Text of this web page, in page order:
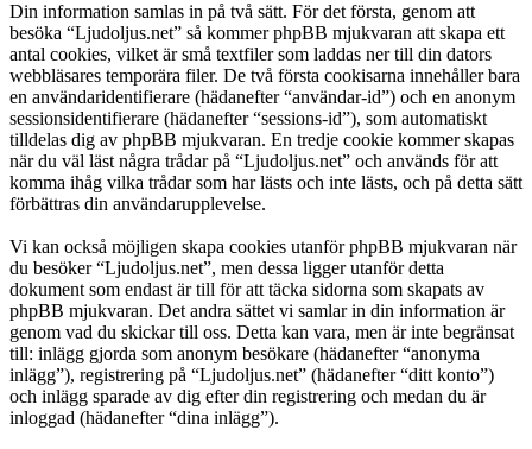
Din information samlas in på två sätt. För det första, genom att
besöka “Ljudoljus.net” så kommer phpBB mjukvaran att skapa ett
antal cookies, vilket är små textfiler som laddas ner till din dators
webbläsares temporära filer. De två första cookisarna innehåller bara
en användaridentifierare (hädanefter “användar-id”) och en anonym
sessionsidentifierare (hädanefter “sessions-id”), som automatiskt
tilldelas dig av phpBB mjukvaran. En tredje cookie kommer skapas
när du väl läst några trådar på “Ljudoljus.net” och används för att
komma ihåg vilka trådar som har lästs och inte lästs, och på detta sätt
förbättras din användarupplevelse.
Vi kan också möjligen skapa cookies utanför phpBB mjukvaran när
du besöker “Ljudoljus.net”, men dessa ligger utanför detta
dokument som endast är till för att täcka sidorna som skapats av
phpBB mjukvaran. Det andra sättet vi samlar in din information är
genom vad du skickar till oss. Detta kan vara, men är inte begränsat
till: inlägg gjorda som anonym besökare (hädanefter “anonyma
inlägg”), registrering på “Ljudoljus.net” (hädanefter “ditt konto”)
och inlägg sparade av dig efter din registrering och medan du är
inloggad (hädanefter “dina inlägg”).